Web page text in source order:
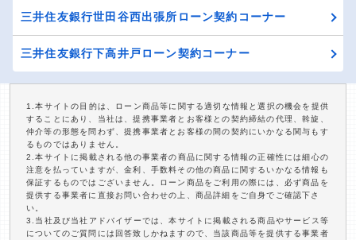
三井住友銀行世田谷西出張所ローン契約コーナー
三井住友銀行下高井戸ローン契約コーナー
1.本サイトの目的は、ローン商品等に関する適切な情報と選択の機会を提供
することにあり、当社は、提携事業者とお客様との契約締結の代理、斡旋、
仲介等の形態を問わず、提携事業者とお客様の間の契約にいかなる関与もす
るものではありません。
2.本サイトに掲載される他の事業者の商品に関する情報の正確性には細心の
注意を払っていますが、金利、手数料その他の商品に関するいかなる情報も
保証するものではございません。ローン商品をご利用の際には、必ず商品を
提供する事業者に直接お問い合わせの上、商品詳細をご自身でご確認下さ
い。
3.当社及び当社アドバイザーでは、本サイトに掲載される商品やサービス等
についてのご質問には回答致しかねますので、当該商品等を提供する事業者